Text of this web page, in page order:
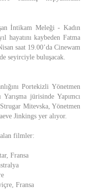
İntikam Meleği - Kadın
hayatını kaybeden Fatma
saat 19.00’da Cinewam
seyirciyle buluşacak.
Portekizli Yönetmen
jürisinde Yapımcı
Mitevska, Yönetmen
Jinkings yer alıyor.
alan filmler:
Fransa
Fransa